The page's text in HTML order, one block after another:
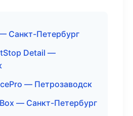
Санкт-Петербург
Detail —
— Петрозаводск
— Санкт-Петербург